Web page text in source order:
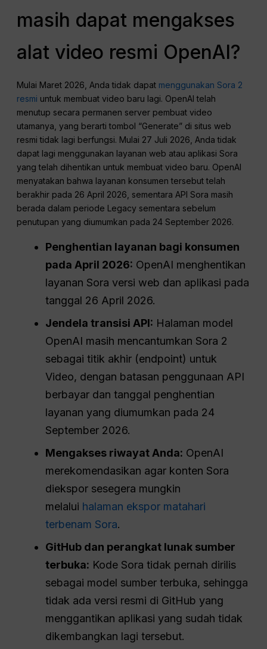
masih dapat mengakses
alat video resmi OpenAI?
Mulai Maret 2026, Anda tidak dapat menggunakan Sora 2
resmi untuk membuat video baru lagi. OpenAI telah
menutup secara permanen server pembuat video
utamanya, yang berarti tombol “Generate” di situs web
resmi tidak lagi berfungsi. Mulai 27 Juli 2026, Anda tidak
dapat lagi menggunakan layanan web atau aplikasi Sora
yang telah dihentikan untuk membuat video baru. OpenAI
menyatakan bahwa layanan konsumen tersebut telah
berakhir pada 26 April 2026, sementara API Sora masih
berada dalam periode Legacy sementara sebelum
penutupan yang diumumkan pada 24 September 2026.
Penghentian layanan bagi konsumen
pada April 2026: OpenAI menghentikan
layanan Sora versi web dan aplikasi pada
tanggal 26 April 2026.
Jendela transisi API: Halaman model
OpenAI masih mencantumkan Sora 2
sebagai titik akhir (endpoint) untuk
Video, dengan batasan penggunaan API
berbayar dan tanggal penghentian
layanan yang diumumkan pada 24
September 2026.
Mengakses riwayat Anda: OpenAI
merekomendasikan agar konten Sora
diekspor sesegera mungkin
melalui halaman ekspor matahari
terbenam Sora.
GitHub dan perangkat lunak sumber
terbuka: Kode Sora tidak pernah dirilis
sebagai model sumber terbuka, sehingga
tidak ada versi resmi di GitHub yang
menggantikan aplikasi yang sudah tidak
dikembangkan lagi tersebut.